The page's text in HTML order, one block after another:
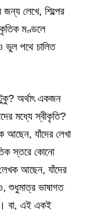
জন্য লেখে, শিল্পের
মণ্ডলে
ভুল পথে চালিত
অর্থাৎ একজন
মধ্যে স্বীকৃতি?
আছেন, যাঁদের লেখা
স্তরে কোনো
আছেন, যাঁদের
শুধুমাত্র ভাষাগত
বা, এই একই